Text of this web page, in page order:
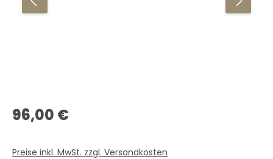
Regulärer Preis:
96,00 €
Preise inkl. MwSt. zzgl. Versandkosten